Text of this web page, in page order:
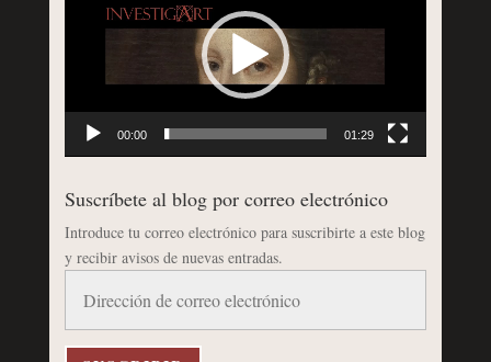
00:00 01:29
Suscríbete al blog por correo electrónico
Introduce tu correo electrónico para suscribirte a este blog
y recibir avisos de nuevas entradas.
correo
electrónico